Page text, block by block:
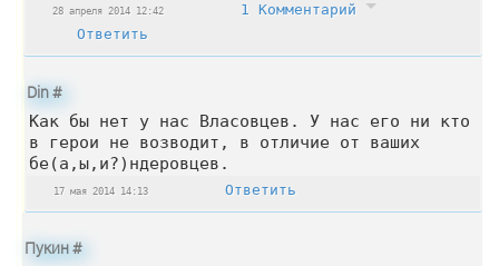
28 апреля 2014 12:42
1 Комментарий
Ответить
Din#
Как бы нет у нас Власовцев. У нас его ни кто
в герои не возводит, в отличие от ваших
бе(а,ы,и?)ндеровцев.
17 мая 2014 14:13 Ответить
Пукин#